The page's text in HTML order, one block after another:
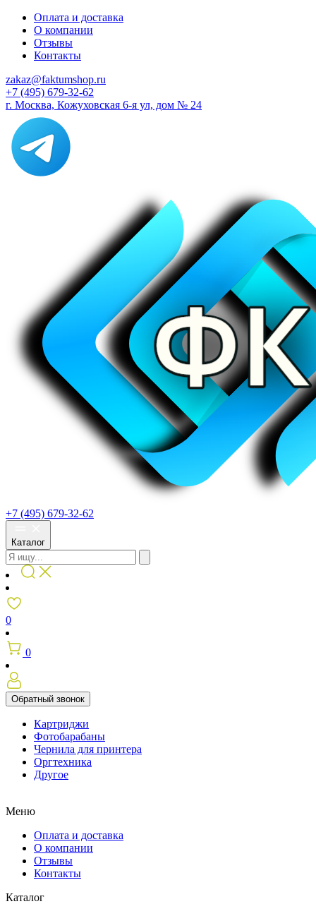
Оплата и доставка
О компании
Отзывы
Контакты
zakaz@faktumshop.ru
+7 (495) 679-32-62
г. Москва, Кожуховская 6-я ул, дом № 24
+7 (495) 679-32-62
Каталог
0
0
Обратный звонок
Картриджи
Фотобарабаны
Чернила для принтера
Оргтехника
Другое
Меню
Оплата и доставка
О компании
Отзывы
Контакты
Каталог